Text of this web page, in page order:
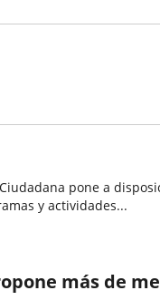
pone a
y actividades...
más de